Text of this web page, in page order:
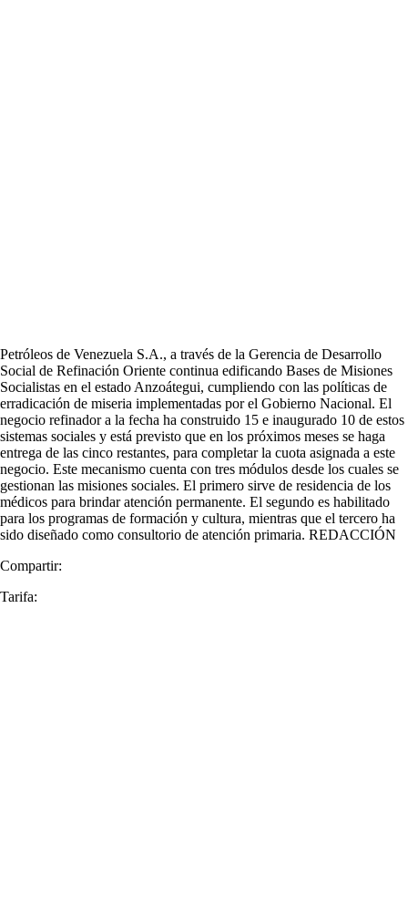
Petróleos de Venezuela S.A., a través de la Gerencia de Desarrollo
Social de Refinación Oriente continua edificando Bases de Misiones
Socialistas en el estado Anzoátegui, cumpliendo con las políticas de
erradicación de miseria implementadas por el Gobierno Nacional. El
negocio refinador a la fecha ha construido 15 e inaugurado 10 de estos
sistemas sociales y está previsto que en los próximos meses se haga
entrega de las cinco restantes, para completar la cuota asignada a este
negocio. Este mecanismo cuenta con tres módulos desde los cuales se
gestionan las misiones sociales. El primero sirve de residencia de los
médicos para brindar atención permanente. El segundo es habilitado
para los programas de formación y cultura, mientras que el tercero ha
sido diseñado como consultorio de atención primaria. REDACCIÓN
Compartir:
Tarifa: